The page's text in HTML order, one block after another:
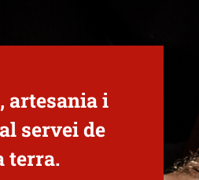
artesania i
servei de
terra.